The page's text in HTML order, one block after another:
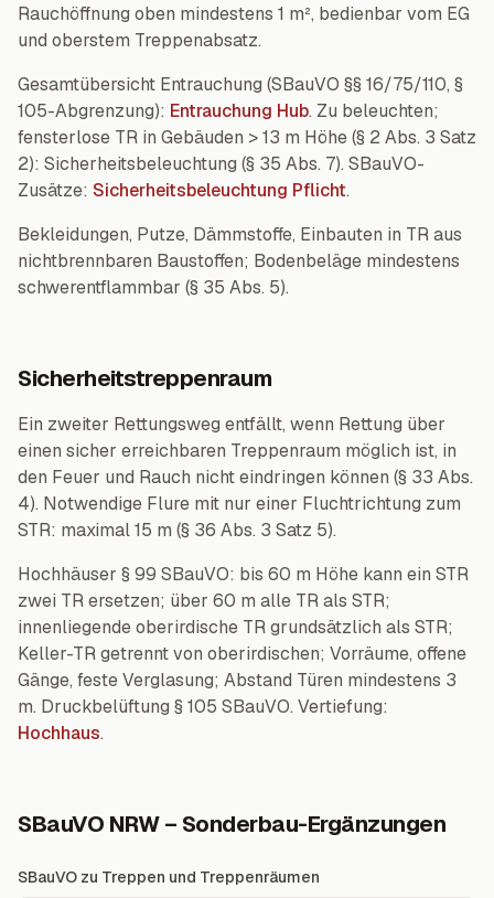
Rauchöffnung oben mindestens 1 m², bedienbar vom EG
und oberstem Treppenabsatz.
Gesamtübersicht Entrauchung (SBauVO §§ 16/75/110, §
105-Abgrenzung): Entrauchung Hub. Zu beleuchten;
fensterlose TR in Gebäuden > 13 m Höhe (§ 2 Abs. 3 Satz
2): Sicherheitsbeleuchtung (§ 35 Abs. 7). SBauVO-
Zusätze: Sicherheitsbeleuchtung Pflicht.
Bekleidungen, Putze, Dämmstoffe, Einbauten in TR aus
nichtbrennbaren Baustoffen; Bodenbeläge mindestens
schwerentflammbar (§ 35 Abs. 5).
Sicherheitstreppenraum
Ein zweiter Rettungsweg entfällt, wenn Rettung über
einen sicher erreichbaren Treppenraum möglich ist, in
den Feuer und Rauch nicht eindringen können (§ 33 Abs.
4). Notwendige Flure mit nur einer Fluchtrichtung zum
STR: maximal 15 m (§ 36 Abs. 3 Satz 5).
Hochhäuser § 99 SBauVO: bis 60 m Höhe kann ein STR
zwei TR ersetzen; über 60 m alle TR als STR;
innenliegende oberirdische TR grundsätzlich als STR;
Keller-TR getrennt von oberirdischen; Vorräume, offene
Gänge, feste Verglasung; Abstand Türen mindestens 3
m. Druckbelüftung § 105 SBauVO. Vertiefung:
Hochhaus.
SBauVO NRW – Sonderbau-Ergänzungen
SBauVO zu Treppen und Treppenräumen